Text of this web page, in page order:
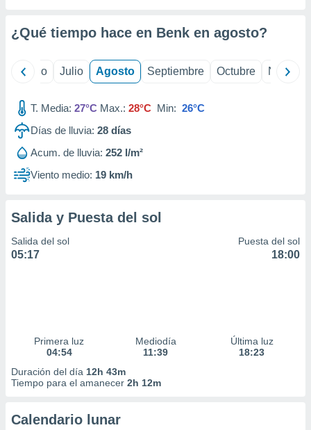
publicidad
de
¿Qué tiempo hace en Benk en agosto?
Junio Julio Agosto Septiembre Octubre
T. Media: 27°C Max.: 28°C Min: 26°C
Días de lluvia: 28 días
Acum. de lluvia: 252 l/m²
Viento medio: 19 km/h
Salida y Puesta del sol
Salida del sol
05:17
Puesta del sol
18:00
Primera luz
04:54
Mediodía
11:39
Última luz
18:23
Duración del día 12h 43m
Tiempo para el amanecer 2h 12m
Calendario lunar